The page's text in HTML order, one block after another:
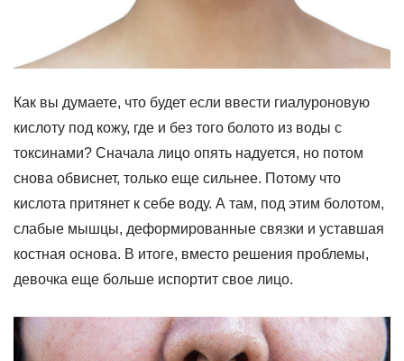
Как вы думаете, что будет если ввести гиалуроновую
кислоту под кожу, где и без того болото из воды с
токсинами? Сначала лицо опять надуется, но потом
снова обвиснет, только еще сильнее. Потому что
кислота притянет к себе воду. А там, под этим болотом,
слабые мышцы, деформированные связки и уставшая
костная основа. В итоге, вместо решения проблемы,
девочка еще больше испортит свое лицо.